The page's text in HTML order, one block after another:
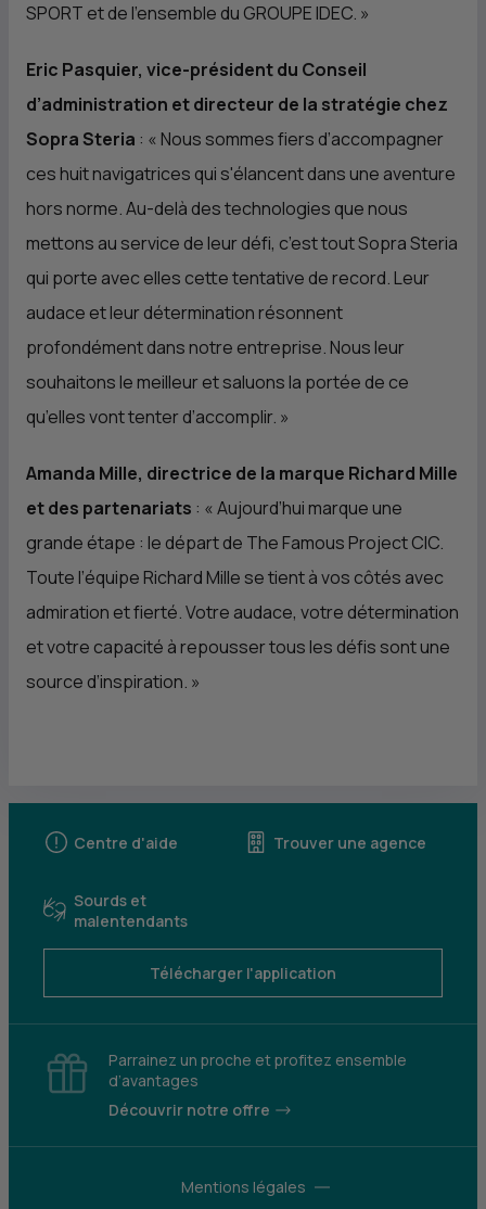
SPORT et de l’ensemble du GROUPE IDEC. »
Eric Pasquier, vice-président du Conseil
d’administration et directeur de la stratégie chez
Sopra Steria : « Nous sommes fiers d’accompagner
ces huit navigatrices qui s'élancent dans une aventure
hors norme. Au-delà des technologies que nous
mettons au service de leur défi, c’est tout Sopra Steria
qui porte avec elles cette tentative de record. Leur
audace et leur détermination résonnent
profondément dans notre entreprise. Nous leur
souhaitons le meilleur et saluons la portée de ce
qu’elles vont tenter d’accomplir. »
Amanda Mille, directrice de la marque Richard Mille
et des partenariats : «Aujourd’hui marque une
grande étape : le départ de The Famous ProjectCIC.
Toute l’équipe Richard Mille se tient à vos côtés avec
admiration et fierté. Votre audace, votre détermination
et votre capacité à repousser tous les défis sont une
source d’inspiration. »
Centre d'aide Trouver une agence
Sourds et
malentendants
Télécharger l'application
Parrainez un proche et profitez ensemble
d’avantages
Découvrir notre offre
Mentions légales